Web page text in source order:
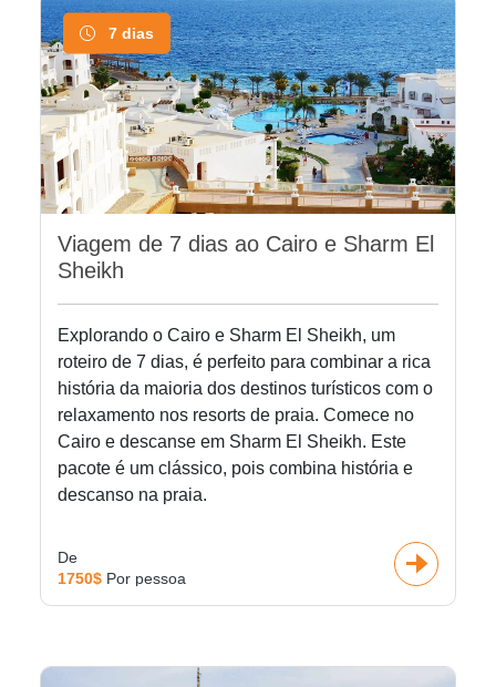
7 dias
Viagem de 7 dias ao Cairo e Sharm El
Sheikh
Explorando o Cairo e Sharm El Sheikh, um
roteiro de 7 dias, é perfeito para combinar a rica
história da maioria dos destinos turísticos com o
relaxamento nos resorts de praia. Comece no
Cairo e descanse em Sharm El Sheikh. Este
pacote é um clássico, pois combina história e
descanso na praia.
De
1750$ Por pessoa